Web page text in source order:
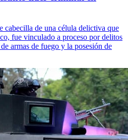
cabecilla de una célula delictiva que
fue vinculado a proceso por delitos
armas de fuego y la posesión de